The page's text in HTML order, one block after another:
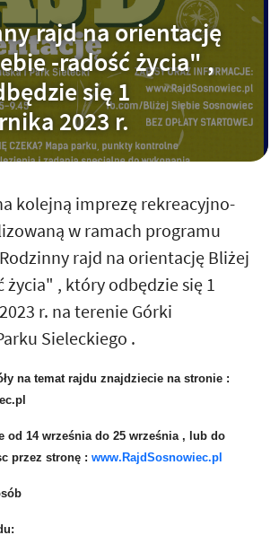
rajd na orientację
-radość życia" ,
się 1
2023 r.
kolejną imprezę rekreacyjno-
w ramach programu
rajd na orientację Bliżej
życia" , który odbędzie się 1
r. na terenie Górki
Sieleckiego .
na temat rajdu znajdziecie na stronie :
od 14 września do 25 września , lub do
przez stronę : www.RajdSosnowiec.pl